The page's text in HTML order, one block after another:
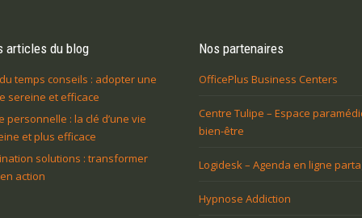
articles du blog
temps conseils : adopter une
sereine et efficace
personnelle : la clé d’une vie
et plus efficace
solutions : transformer
action
Nos partenaires
OfficePlus Business Centers
Centre Tulipe – Espace
bien-être
Logidesk – Agenda en ligne
Hypnose Addiction